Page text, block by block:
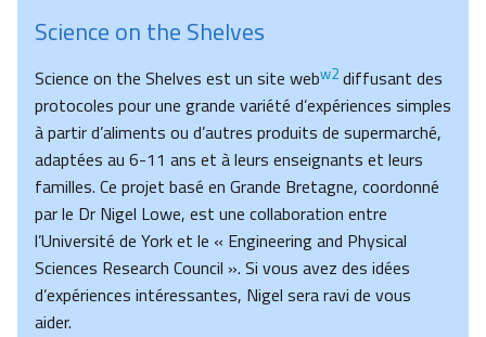
Science on the Shelves
Science on the Shelves est un site webw2diffusant des
protocoles pour une grande variété d’expériences simples
à partir d’aliments ou d’autres produits de supermarché,
adaptées au 6-11 ans et à leurs enseignants et leurs
familles. Ce projet basé en Grande Bretagne, coordonné
par le Dr Nigel Lowe, est une collaboration entre
l’Université de York et le « Engineering and Physical
Sciences Research Council ». Si vous avez des idées
d’expériences intéressantes, Nigel sera ravi de vous
aider.